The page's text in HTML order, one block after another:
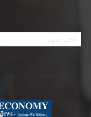
الأرشيف